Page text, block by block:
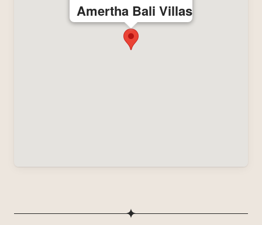
Amertha Bali Villas